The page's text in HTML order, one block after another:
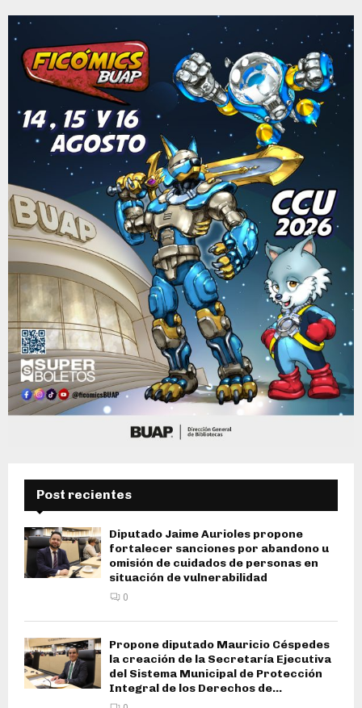
Post recientes
Diputado Jaime Aurioles propone
fortalecer sanciones por abandono u
omisión de cuidados de personas en
situación de vulnerabilidad
0
Propone diputado Mauricio Céspedes
la creación de la Secretaría Ejecutiva
del Sistema Municipal de Protección
Integral de los Derechos de...